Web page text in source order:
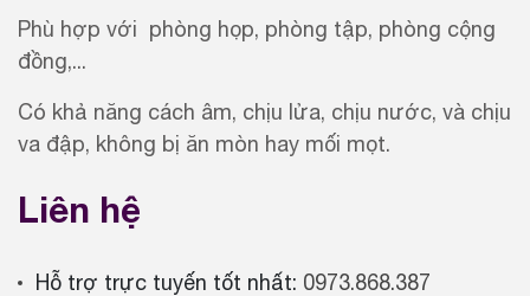
Phù hợp với phòng họp, phòng tập, phòng cộng
đồng,...
Có khả năng cách âm, chịu lửa, chịu nước, và chịu
va đập, không bị ăn mòn hay mối mọt.
Liên hệ
Hỗ trợ trực tuyến tốt nhất: 0973.868.387